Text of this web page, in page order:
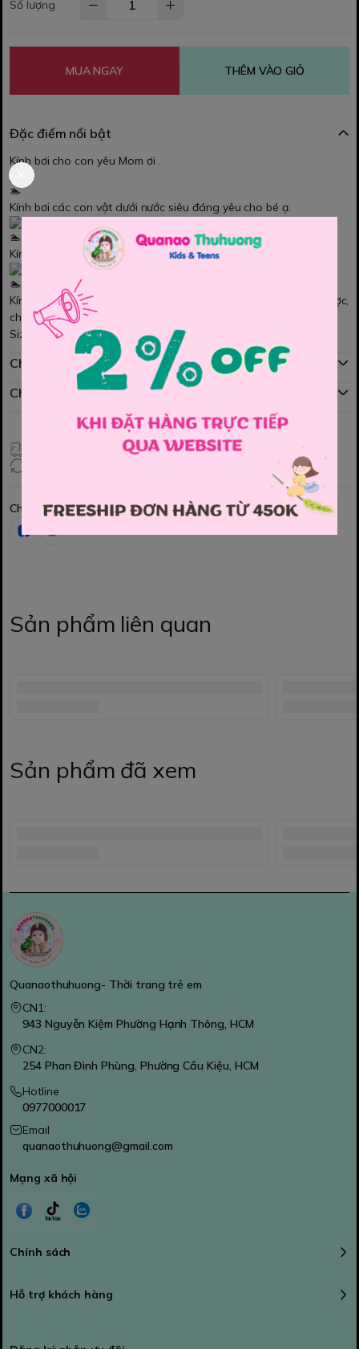
Số lượng
MUA NGAY THÊM VÀO GIỎ
Đặc điểm nổi bật
Kính bơi cho con yêu Mom ơi .
Kính bơi các con vật dưới nước siêu đáng yêu cho bé ạ.
Kính in hình dễ thương ,hình ảnh sắc sảo đáng yêu....
Kính có đệm viền 2 mắt mềm, độ dài dây đeo có thể thay đổi được,
chất cao su mềm không gây đau cho viền mắt bé ạ
Size: Cho bé từ 2-8 tuổi ạ
Chính sách mua hàng
Chính sách đổi hàng
Giao hàng toàn quốc
Chia sẻ
Sản phẩm liên quan
Sản phẩm đã xem
Quanaothuhuong- Thời trang trẻ em
CN1:
943 Nguyễn Kiệm Phường Hạnh Thông, HCM
CN2:
254 Phan Đình Phùng, Phường Cầu Kiệu, HCM
Hotline
0977000017
Email
quanaothuhuong@gmail.com
Mạng xã hội
Chính sách
Hỗ trợ khách hàng